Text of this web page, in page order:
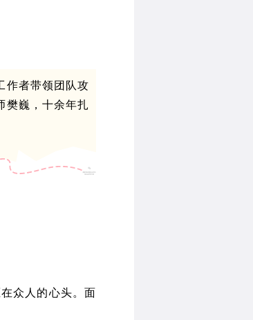
作者带领团队攻
樊巍，十余年扎
众人的心头。面